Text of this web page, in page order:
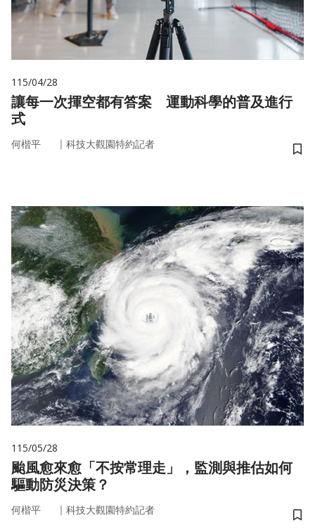
115/04/28
讓每一次揮空都有答案 運動科學的普及進行
式
何楷平 ｜ 科技大觀園特約記者
儲
115/05/28
颱風愈來愈「不按常理走」，監測與推估如何
驅動防災決策？
何楷平 ｜ 科技大觀園特約記者
儲